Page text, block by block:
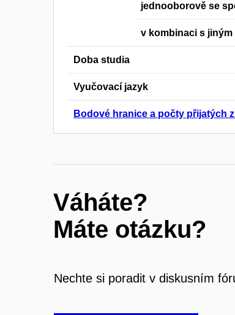
jednooborově se
v kombinaci s jiným
Doba studia
Vyučovací jazyk
Bodové hranice a počty přijatých
Váháte?
Máte otázku?
Nechte si poradit v diskusním